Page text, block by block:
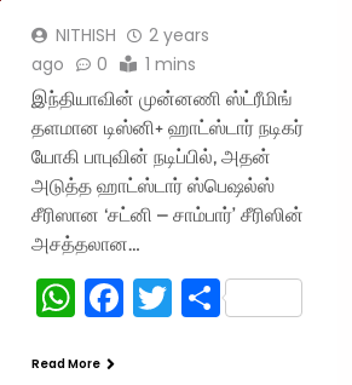
NITHISH
2 years
ago
0 1 mins
இந்தியாவின் முன்னணி ஸ்ட்ரீமிங்
தளமான டிஸ்னி+ ஹாட்ஸ்டார் நடிகர்
யோகி பாபுவின் நடிப்பில், அதன்
அடுத்த ஹாட்ஸ்டார் ஸ்பெஷல்ஸ்
சீரிஸான ‘சட்னி – சாம்பார்’ சீரிஸின்
அசத்தலான…
WhatsApp
Facebook
TwitterShare
Read More